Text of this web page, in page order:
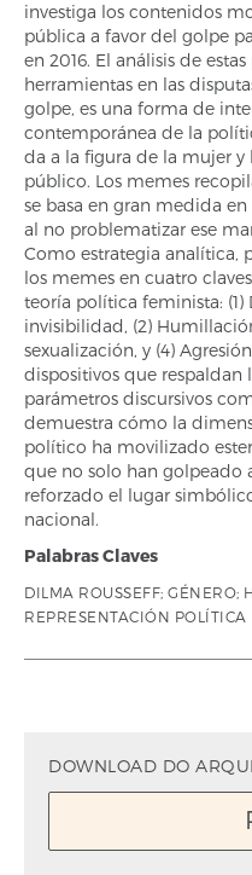
investiga los contenidos
pública a favor del golpe
en 2016. El análisis de
herramientas en las
golpe, es una forma de
contemporánea de la
da a la figura de la mujer
público. Los memes
se basa en gran medida
al no problematizar ese
Como estrategia analítica,
los memes en cuatro
teoría política feminista: (1)
invisibilidad, (2)
sexualización, y (4)
dispositivos que
parámetros discursivos
demuestra cómo la
político ha movilizado
que no solo han golpeado
reforzado el lugar
nacional.
Palabras Claves
DILMA ROUSSEFF; GÉNERO;
REPRESENTACIÓN POLÍTICA
DOWNLOAD DO